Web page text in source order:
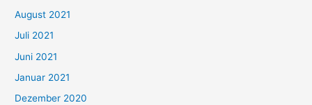
August 2021
Juli 2021
Juni 2021
Januar 2021
Dezember 2020